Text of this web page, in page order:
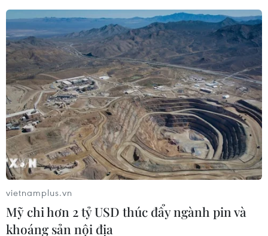
Lãnh đạo Việt Nam gửi điện thăm hỏi về
vụ cháy máy bay tại Nga
06/05/2019 11:50
Được tin máy bay của Hãng hàng không Aeroflot của
Nga gặp nạn tại sân bay quốc tế Sheremetyevo, Tổng
Bí thư, Chủ tịch nước Nguyễn Phú Trọng đã gửi điện
vietnamplus.vn
Mỹ chi hơn 2 tỷ USD thúc đẩy ngành pin và
khoáng sản nội địa